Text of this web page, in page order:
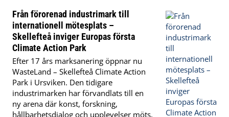
Från förorenad industrimark till
internationell mötesplats –
Skellefteå inviger Europas första
Climate Action Park
Efter 17 års marksanering öppnar nu
WasteLand – Skellefteå Climate Action
Park i Ursviken. Den tidigare
industrimarken har förvandlats till en
ny arena där konst, forskning,
hållbarhetsdialog och upplevelser möts.